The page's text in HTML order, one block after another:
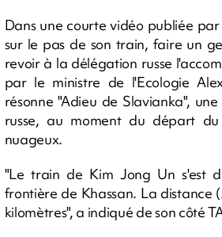
Dans une courte vidéo publiée
sur le pas de son train, faire un
revoir à la délégation russe
par le ministre de l'Ecologie
résonne "Adieu de Slavianka",
russe, au moment du départ
nuageux.
"Le train de Kim Jong Un s'est
frontière de Khassan. La distance
kilomètres", a indiqué de son côté